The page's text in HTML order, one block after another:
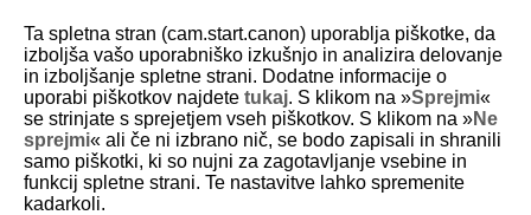
D375-175
Ime fotoaparata
Po potrebi lahko spremenite ime fotoaparata (ki je prikazano na
Ta spletna stran (cam.start.canon) uporablja piškotke, da
izboljša vašo uporabniško izkušnjo in analizira delovanje
in izboljšanje spletne strani. Dodatne informacije o
uporabi piškotkov najdete tukaj. S klikom na »Sprejmi«
se strinjate s sprejetjem vseh piškotkov. S klikom na »Ne
sprejmi« ali če ni izbrano nič, se bodo zapisali in shranili
samo piškotki, ki so nujni za zagotavljanje vsebine in
funkcij spletne strani. Te nastavitve lahko spremenite
kadarkoli.